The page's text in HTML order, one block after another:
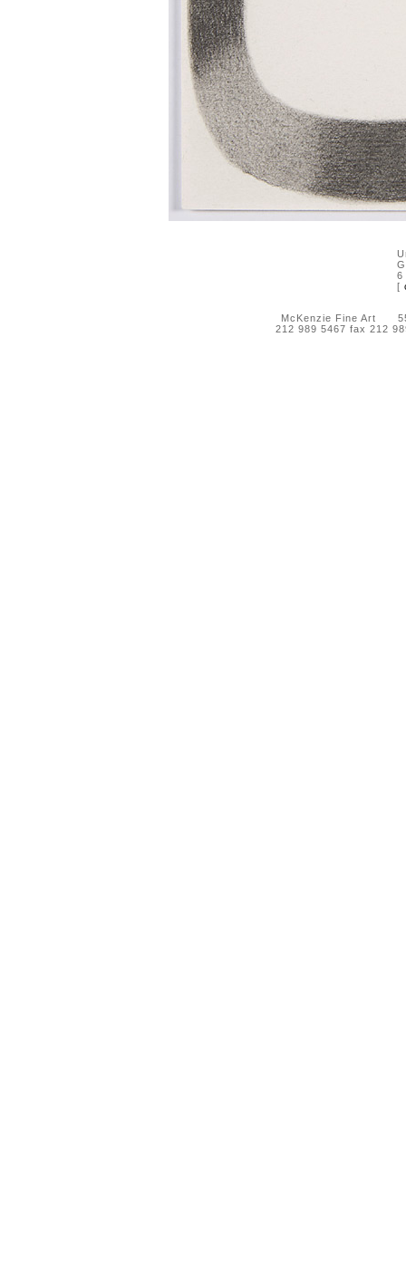
6
[
McKenzie Fine Art 55
212 989 5467 fax 212